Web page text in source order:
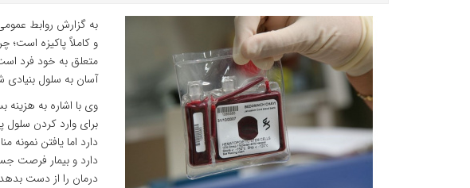
به گزارش روابط
و کاملاً پاکیزه است؛
متعلق به خود فرد
آسان به سلول بنیادی
برای وارد کردن سلول
دارد اما یافتن
درمان را از دست